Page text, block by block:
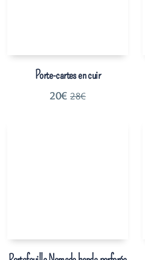
Porte-cartes en cuir
20€ 28€